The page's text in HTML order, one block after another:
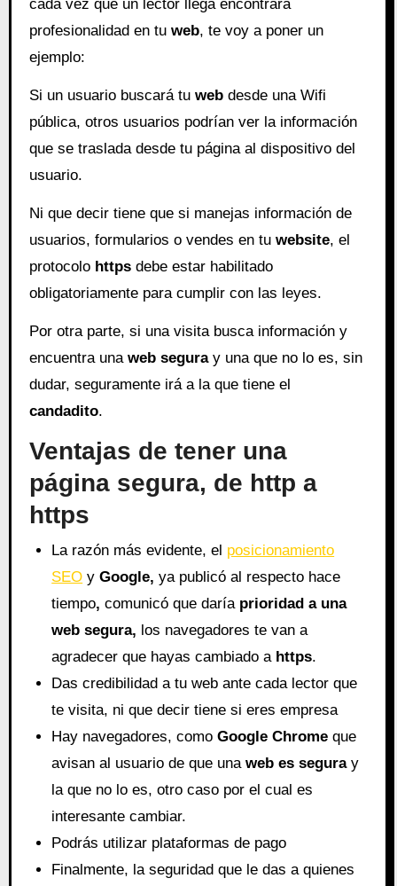
cada vez que un lector llega encontrará
profesionalidad en tu web, te voy a poner un
ejemplo:
Si un usuario buscará tuwebdesde una Wifi
pública, otros usuarios podrían ver la información
que se traslada desde tu página al dispositivo del
usuario.
Ni que decir tiene que si manejas información de
usuarios, formularios o vendes en tu website, el
protocolo httpsdebe estar habilitado
obligatoriamente para cumplir con las leyes.
Por otra parte, si una visita busca información y
encuentra una web seguray una que no lo es, sin
dudar, seguramente irá a la que tiene el
candadito.
Ventajas de tener una
página segura, de http a
https
La razón más evidente, el posicionamiento
SEO yGoogle,ya publicó al respecto hace
tiempo,comunicó que daríaprioridad a una
web segura, los navegadores te van a
agradecer que hayas cambiado a https.
Das credibilidad a tu web ante cada lector que
te visita, ni que decir tiene si eres empresa
Hay navegadores, comoGoogle Chrome que
avisan al usuario de que unaweb es seguray
la que no lo es, otro caso por el cual es
interesante cambiar.
Podrás utilizar plataformas de pago
Finalmente, la seguridad que le das a quienes